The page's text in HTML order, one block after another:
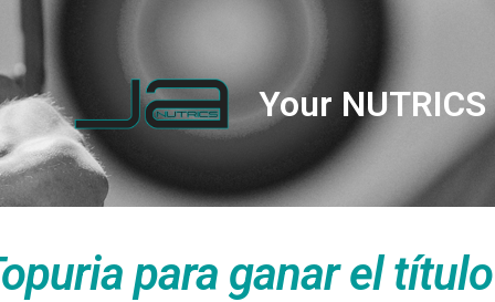
Your
para ganar el